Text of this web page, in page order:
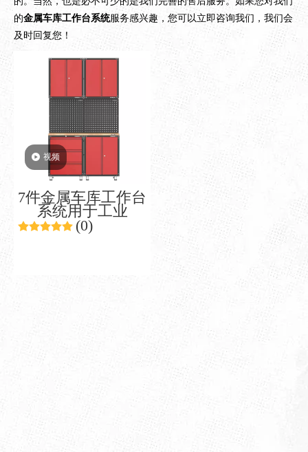
的金属车库工作台系统服务感兴趣，您可以立即咨询我们，我们会
及时回复您！
视频
7件金属车库工作台
系统用于工业
(0)